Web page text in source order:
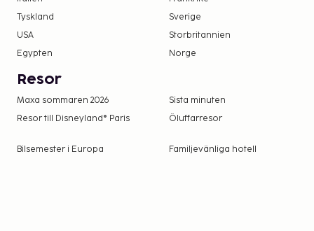
ändras.
Tyskland
Sverige
USA
Storbritannien
Egypten
Norge
Resor
Maxa sommaren 2026 Sista minuten
Resor till Disneyland® Paris
Öluffarresor
Bilsemester i Europa Familjevänliga hotell